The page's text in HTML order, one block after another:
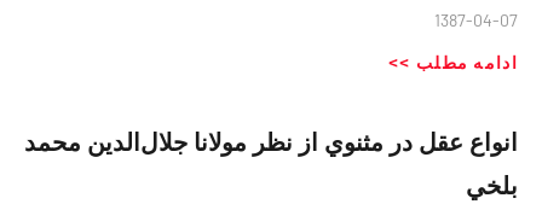
1387-04-07
ادامه مطلب >>
انواع عقل در مثنوي از نظر مولانا جلال‌الدين محمد
بلخي